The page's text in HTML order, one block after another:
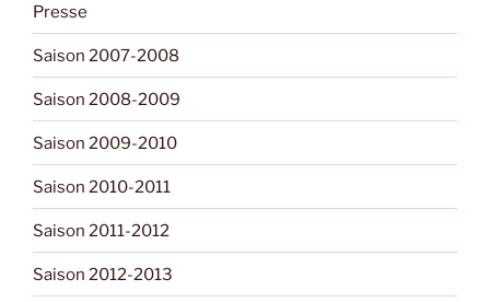
Presse
Saison 2007-2008
Saison 2008-2009
Saison 2009-2010
Saison 2010-2011
Saison 2011-2012
Saison 2012-2013